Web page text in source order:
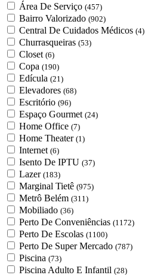
Área De Serviço (457)
Bairro Valorizado (902)
Central De Cuidados Médicos (4)
Churrasqueiras (53)
Closet (6)
Copa (190)
Edícula (21)
Elevadores (68)
Escritório (96)
Espaço Gourmet (24)
Home Office (7)
Home Theater (1)
Internet (6)
Isento De IPTU (37)
Lazer (183)
Marginal Tietê (975)
Metrô Belém (311)
Mobiliado (36)
Perto De Conveniências (1172)
Perto De Escolas (1100)
Perto De Super Mercado (787)
Piscina (73)
Piscina Adulto E Infantil (28)